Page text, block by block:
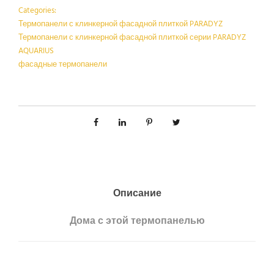
Categories:
Термопанели с клинкерной фасадной плиткой PARADYZ
Термопанели с клинкерной фасадной плиткой серии PARADYZ
AQUARIUS
фасадные термопанели
Описание
Дома с этой термопанелью